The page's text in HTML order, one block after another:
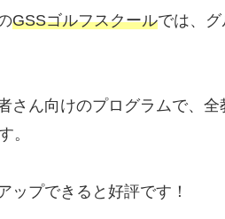
GSSゴルフスクールでは、
さん向けのプログラムで、全
。
ップできると好評です！